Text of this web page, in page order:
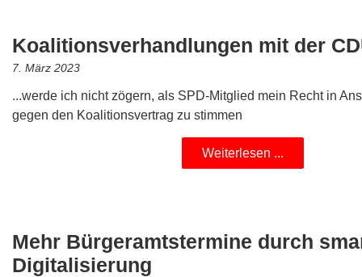
Koalitionsverhandlungen mit der
7. März 2023
...werde ich nicht zögern, als SPD-Mitglied mein Recht in
gegen den Koalitionsvertrag zu stimmen
Weiterlesen ...
Mehr Bürgeramtstermine durch
Digitalisierung